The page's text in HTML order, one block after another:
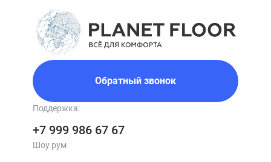
Обратный звонок
Поддержка:
+7 999 986 67 67
Шоу рум